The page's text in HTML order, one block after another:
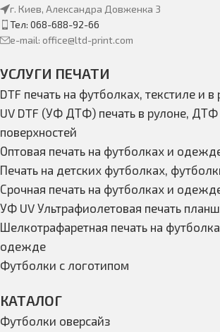
г. Киев, Александра Довженка 3
Тел: 068-688-92-66
e-mail: office@ltd-print.com
УСЛУГИ ПЕЧАТИ
DTF печать на футболках, текстиле и в
UV DTF (УФ ДТФ) печать в рулоне,
поверхностей
Оптовая печать на футболках и
Печать на детских футболках,
Срочная печать на футболках и
УФ UV Ультрафиолетовая печать
Шелкотрафаретная печать на
одежде
Футболки с логотипом
КАТАЛОГ
Футболки оверсайз